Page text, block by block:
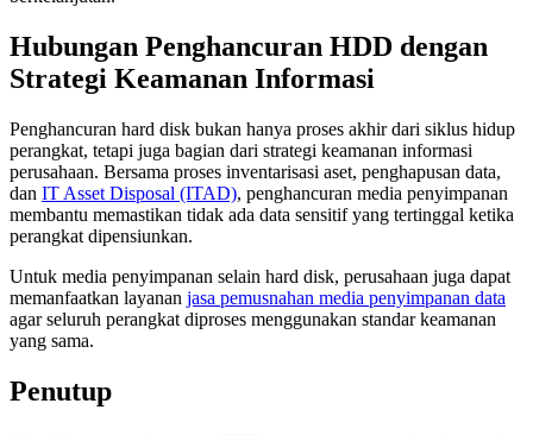
Hubungan Penghancuran HDD dengan
Strategi Keamanan Informasi
Penghancuran hard disk bukan hanya proses akhir dari siklus hidup
perangkat, tetapi juga bagian dari strategi keamanan informasi
perusahaan. Bersama proses inventarisasi aset, penghapusan data,
dan IT Asset Disposal (ITAD), penghancuran media penyimpanan
membantu memastikan tidak ada data sensitif yang tertinggal ketika
perangkat dipensiunkan.
Untuk media penyimpanan selain hard disk, perusahaan juga dapat
memanfaatkan layanan jasa pemusnahan media penyimpanan data
agar seluruh perangkat diproses menggunakan standar keamanan
yang sama.
Penutup